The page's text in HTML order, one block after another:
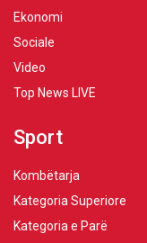
Ekonomi
Sociale
Video
Top News LIVE
Sport
Kombëtarja
Kategoria Superiore
Kategoria e Parë